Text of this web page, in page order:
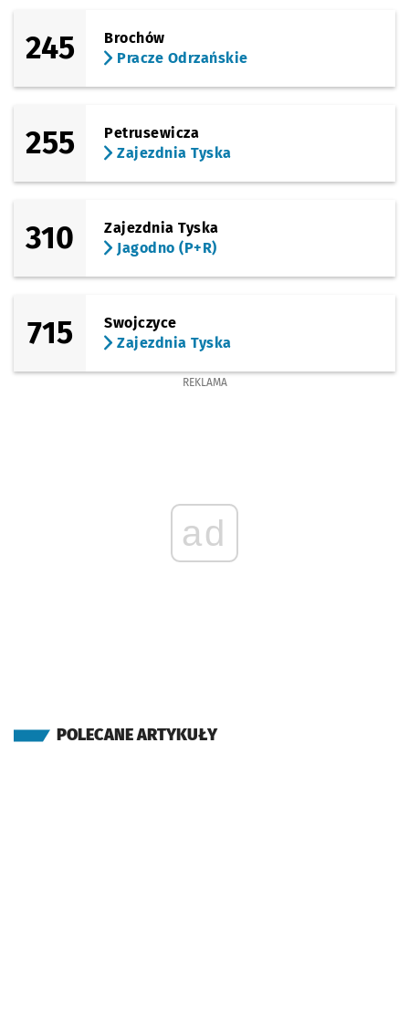
245
Brochów
Pracze Odrzańskie
255
Petrusewicza
Zajezdnia Tyska
310
Zajezdnia Tyska
Jagodno (P+R)
715
Swojczyce
Zajezdnia Tyska
REKLAMA
ad
POLECANE ARTYKUŁY